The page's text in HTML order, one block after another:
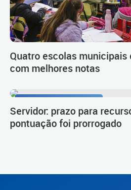
Quatro escolas
com melhores notas
Servidor: prazo para
pontuação foi prorrogado